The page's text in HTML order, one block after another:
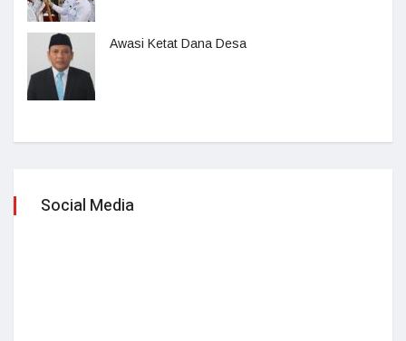
Awasi Ketat Dana Desa
Social Media